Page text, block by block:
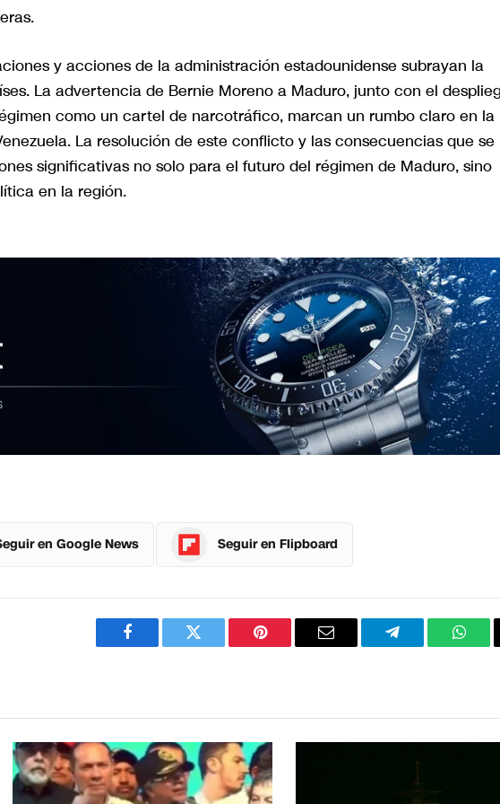
y acciones de la administración estadounidense subrayan la
La advertencia de Bernie Moreno a Maduro, junto con el
como un cartel de narcotráfico, marcan un rumbo claro en la
La resolución de este conflicto y las consecuencias que se
significativas no solo para el futuro del régimen de Maduro, sino
en la región.
en Google News Seguir en Flipboard
FacebookTwitter PinterestCorreo
Telegram